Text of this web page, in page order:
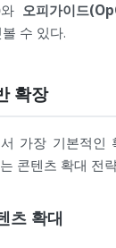
와 오피가이드
수 있다.
확장
가장 기본적인
콘텐츠 확대 전
츠 확대